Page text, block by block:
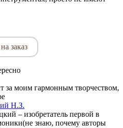
заказ
за моим гармонным творчеством,
Н.З.
– изобретатель первой в
знаю, почему авторы